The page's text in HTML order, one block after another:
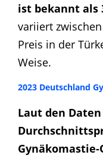
ist bekannt als
variiert
Preis in der
Weise.
2023 Deutschland
Laut den